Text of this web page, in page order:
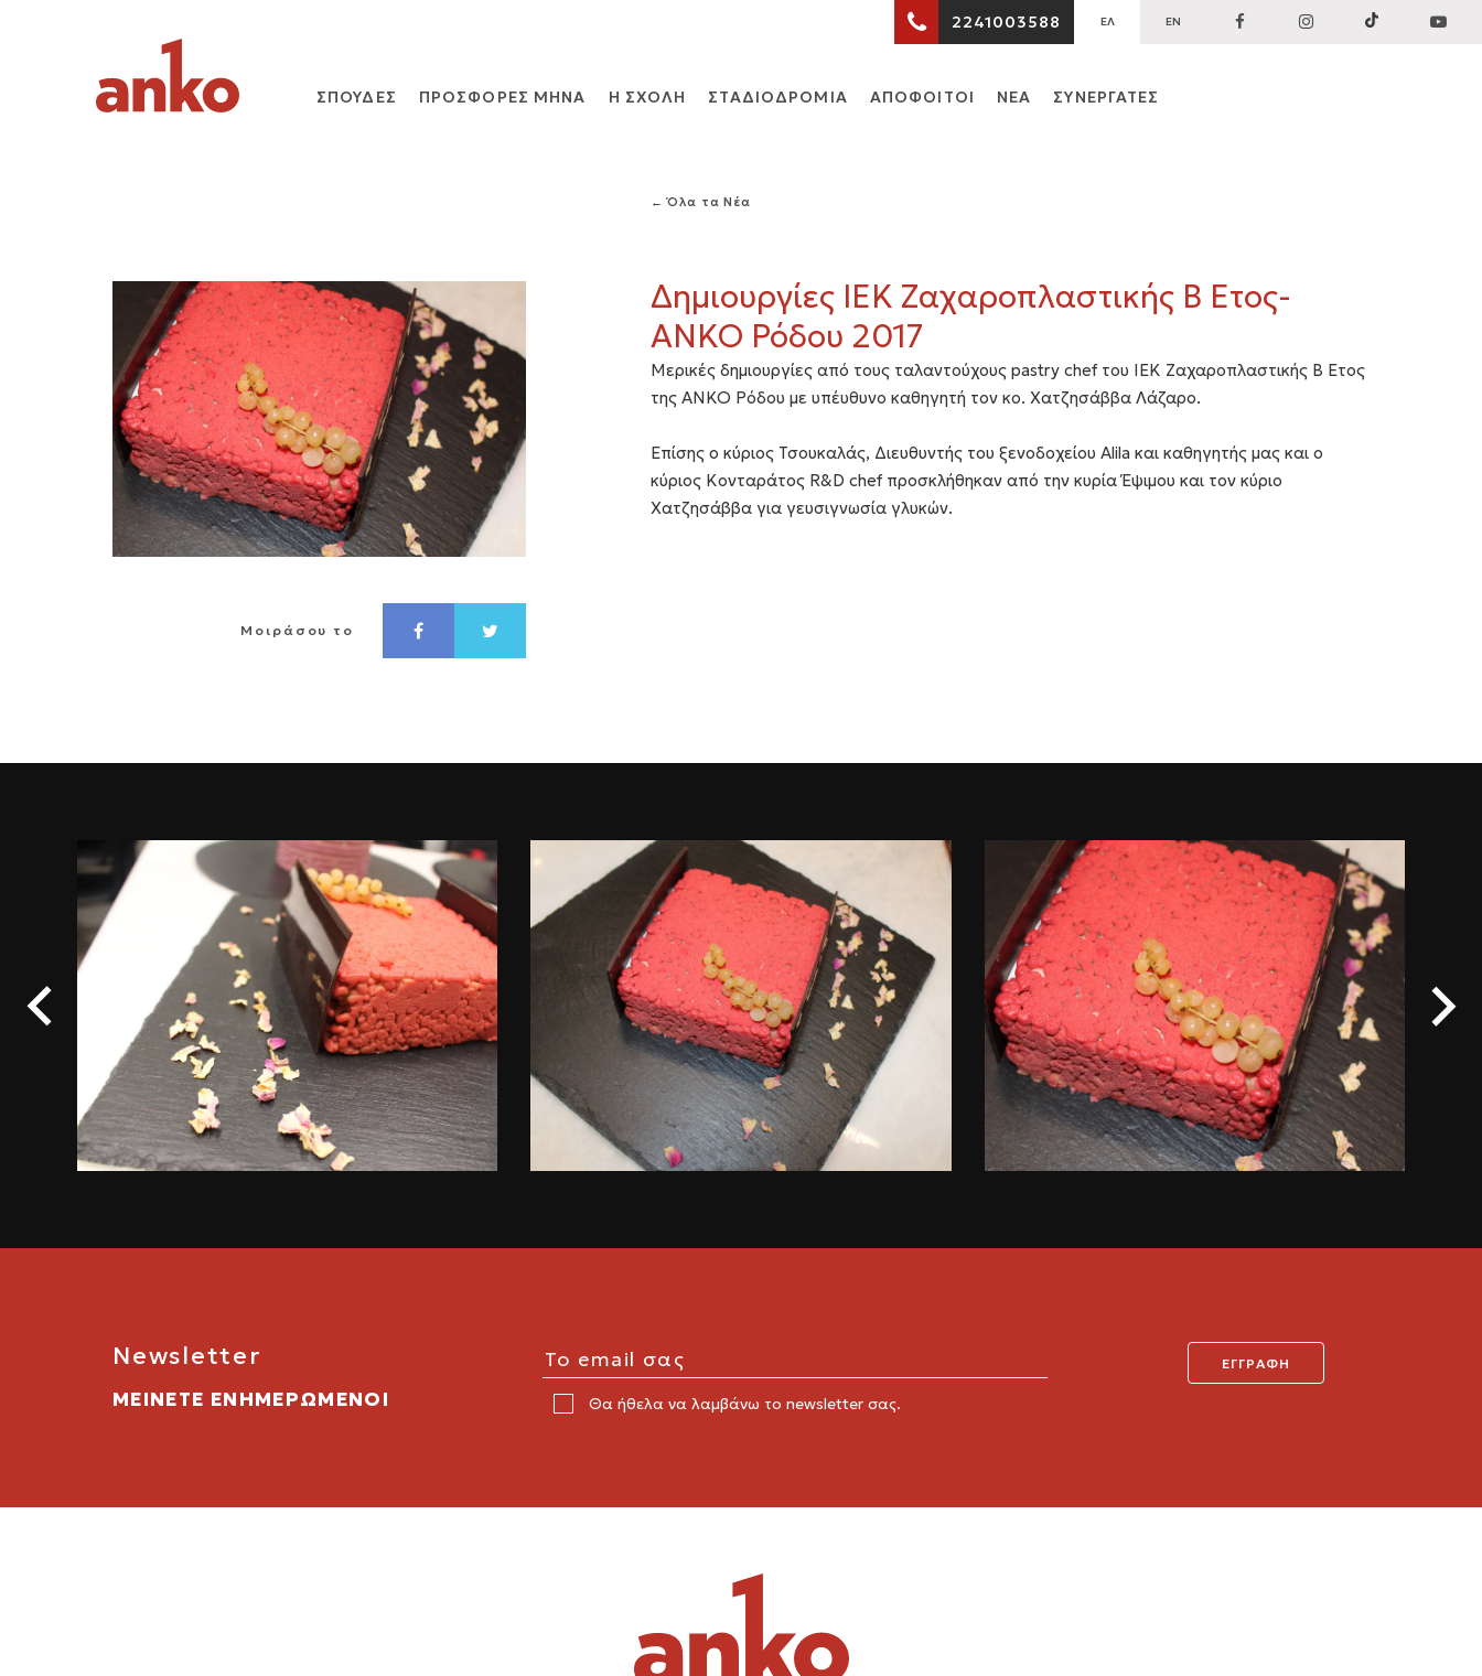
2241003588 ΕΛ EN
ΣΠΟΥΔΕΣ ΠΡΟΣΦΟΡΕΣ ΜΗΝΑ Η ΣΧΟΛΗ ΣΤΑΔΙΟΔΡΟΜΙΑ ΑΠΟΦΟΙΤΟΙ ΝΕΑ ΣΥΝΕΡΓΑΤΕΣ
Μοιράσου το
← Όλα τα Νέα
Δημιουργίες ΙΕΚ Ζαχαροπλαστικής Β Ετος-
ΑΝΚΟ Ρόδου 2017
Μερικές δημιουργίες από τους ταλαντούχους pastry chef του ΙΕΚ Ζαχαροπλαστικής Β Ετος
της ΑΝΚΟ Ρόδου με υπέυθυνο καθηγητή τον κο. Χατζησάββα Λάζαρο.
Επίσης ο κύριος Τσουκαλάς, Διευθυντής του ξενοδοχείου Αlila και καθηγητής μας και ο
κύριος Κονταράτος R&D chef προσκλήθηκαν από την κυρία Έψιμου και τον κύριο
Χατζησάββα για γευσιγνωσία γλυκών.
Newsletter
ΜΕΙΝΕΤΕ ΕΝΗΜΕΡΩΜΕΝΟΙ Θα ήθελα να λαμβάνω το newsletter σας.